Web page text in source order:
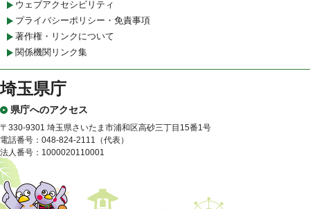
ウェブアクセシビリティ
プライバシーポリシー・免責事項
著作権・リンクについて
関係機関リンク集
埼玉県庁
県庁へのアクセス
〒330-9301 埼玉県さいたま市浦和区高砂三丁目15番1号
電話番号：048-824-2111（代表）
法人番号：1000020110001